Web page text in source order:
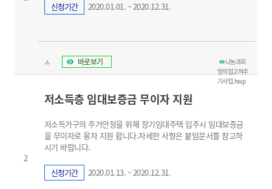
신청기간 2020.01.01. ~ 2020.12.31.
나눔과희
망의집고쳐주
기사업.hwp
바로보기
2
저소득층 임대보증금 무이자 지원
저소득가구의 주거안정을 위해 장기임대주택 입주시 임대보증금
을 무이자로 융자 지원 합니다.자세한 사항은 붙임문서를 참고하
시기 바랍니다.
신청기간 2020.01.13. ~ 2020.12.31.